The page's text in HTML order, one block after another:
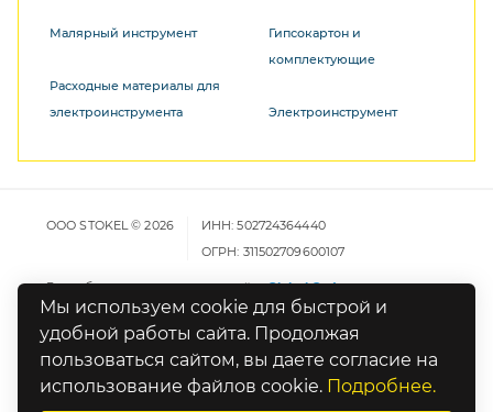
Малярный инструмент
Расходные материалы для
электроинструмента
Гипсокартон и
комплектующие
Электроинструмент
ООО STOKEL © 2026
ИНН: 502724364440
ОГРН: 311502709600107
Разработка и продвижение сайтаGlobal Code
Карта сайта
Политика конфиденциальности
Оставьте отзыв о работе сайта
Мы используем cookie для быстрой и
удобной работы сайта. Продолжая
пользоваться сайтом, вы даете согласие на
использование файлов cookie. Подробнее.